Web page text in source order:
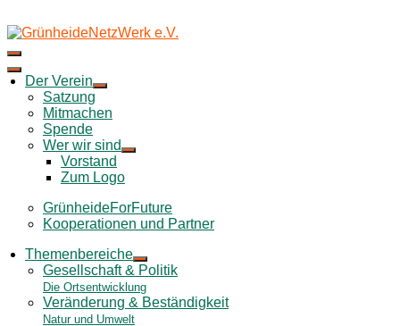
to
Der Verein
Satzung
Mitmachen
Spende
Wer wir sind
Vorstand
Zum Logo
GrünheideForFuture
Kooperationen und Partner
Themenbereiche
Gesellschaft & Politik
Die Ortsentwicklung
Veränderung & Beständigkeit
Natur und Umwelt